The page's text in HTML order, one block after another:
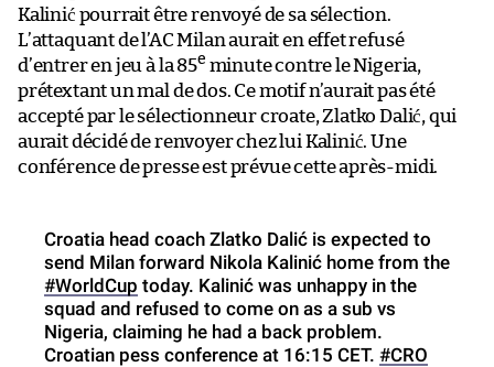
Kalinić pourrait être renvoyé de sa sélection.
L’attaquant de l’AC Milan aurait en effet refusé
d’entrer en jeu à la 85e minute contre le Nigeria,
prétextant un mal de dos. Ce motif n’aurait pas été
accepté par le sélectionneur croate, Zlatko Dalić, qui
aurait décidé de renvoyer chez lui Kalinić. Une
conférence de presse est prévue cette après-midi.
Croatia head coach Zlatko Dalić is expected to
send Milan forward Nikola Kalinić home from the
#WorldCup today. Kalinić was unhappy in the
squad and refused to come on as a sub vs
Nigeria, claiming he had a back problem.
Croatian pess conference at 16:15 CET. #CRO